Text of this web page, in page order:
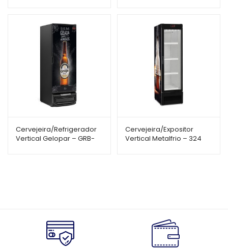
Cervejeira/Refrigerador
Vertical Gelopar – GRB-
Cervejeira/Expositor
Vertical Metalfrio – 324